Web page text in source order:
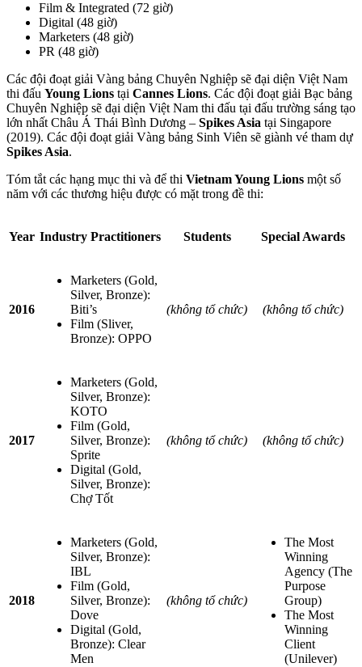
Film & Integrated (72 giờ)
Digital (48 giờ)
Marketers (48 giờ)
PR (48 giờ)
Các đội đoạt giải Vàng bảng Chuyên Nghiệp sẽ đại diện Việt Nam
thi đấu Young Lions tại Cannes Lions. Các đội đoạt giải Bạc bảng
Chuyên Nghiệp sẽ đại diện Việt Nam thi đấu tại đấu trường sáng tạo
lớn nhất Châu Á Thái Bình Dương – Spikes Asia tại Singapore
(2019). Các đội đoạt giải Vàng bảng Sinh Viên sẽ giành vé tham dự
Spikes Asia.
Tóm tắt các hạng mục thi và để thi Vietnam Young Lions một số
năm với các thương hiệu được có mặt trong đề thi:
Year Industry Practitioners Students Special Awards
2016
Marketers (Gold,
Silver, Bronze):
Biti’s
Film (Sliver,
Bronze): OPPO
(không tổ chức) (không tổ chức)
2017
Marketers (Gold,
Silver, Bronze):
KOTO
Film (Gold,
Silver, Bronze):
Sprite
Digital (Gold,
Silver, Bronze):
Chợ Tốt
(không tổ chức) (không tổ chức)
2018
Marketers (Gold,
Silver, Bronze):
IBL
Film (Gold,
Silver, Bronze):
Dove
Digital (Gold,
Bronze): Clear
Men
(không tổ chức)
The Most
Winning
Agency (The
Purpose
Group)
The Most
Winning
Client
(Unilever)